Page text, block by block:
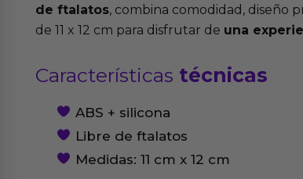
de ftalatos, combina comodidad, diseño
de 11 x 12 cm para disfrutar de una
Características técnicas
ABS + silicona
Libre de ftalatos
Medidas: 11 cm x 12 cm